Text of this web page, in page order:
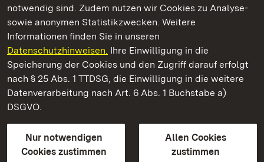
notwendig sind. Zudem nutzen wir Cookies zu Analyse-
sowie anonymen Statistikzwecken. Weitere
Informationen finden Sie in unseren
Datenschutzhinweisen. Ihre Einwilligung in die
Speicherung der Cookies und den Zugriff darauf erfolgt
nach § 25 Abs. 1 TTDSG, die Einwilligung in die weitere
Datenverarbeitung nach Art. 6 Abs. 1 Buchstabe a)
DSGVO.
Nur notwendigen
Cookies zustimmen
Allen Cookies
zustimmen
Kloster Maulbronn
Staatliche Schlösser und Gärten Baden-Württemberg
Kontakt
GebärdenspracheLeichte Sprache
Erklärung zur Barrierefreiheit
BITV-konform (geprüfte Seiten)